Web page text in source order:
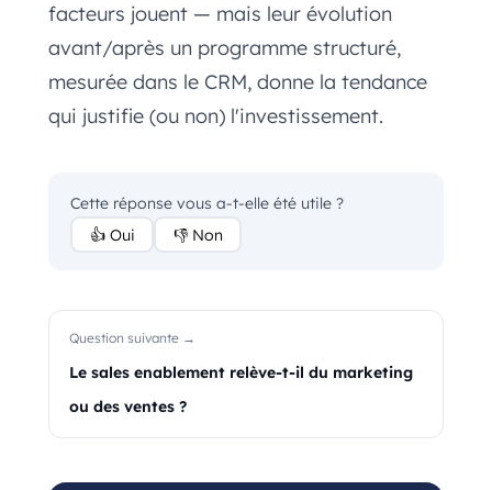
facteurs jouent — mais leur évolution
avant/après un programme structuré,
mesurée dans le CRM, donne la tendance
qui justifie (ou non) l'investissement.
Cette réponse vous a-t-elle été utile ?
👍 Oui
👎 Non
Question suivante →
Le sales enablement relève-t-il du marketing
ou des ventes ?